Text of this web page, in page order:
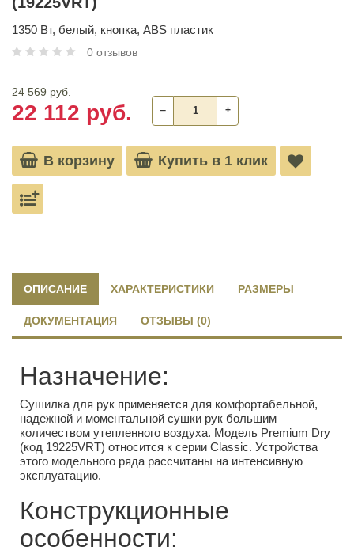
1350 Вт, белый, кнопка, ABS пластик
0 отзывов
24 569 руб.
22 112 руб. ‒ +
В корзину Купить в 1 клик
ОПИСАНИЕ ХАРАКТЕРИСТИКИ РАЗМЕРЫ
ДОКУМЕНТАЦИЯ ОТЗЫВЫ (0)
Назначение:
Сушилка для рук применяется для комфортабельной,
надежной и моментальной сушки рук большим
количеством утепленного воздуха. Модель Premium Dry
(код 19225VRT) относится к серии Classic. Устройства
этого модельного ряда рассчитаны на интенсивную
эксплуатацию.
Конструкционные
особенности: